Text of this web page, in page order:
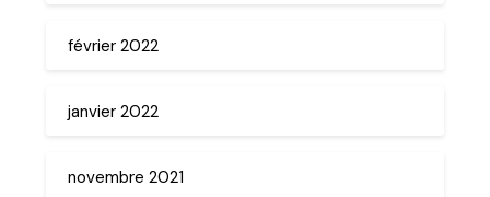
février 2022
janvier 2022
novembre 2021